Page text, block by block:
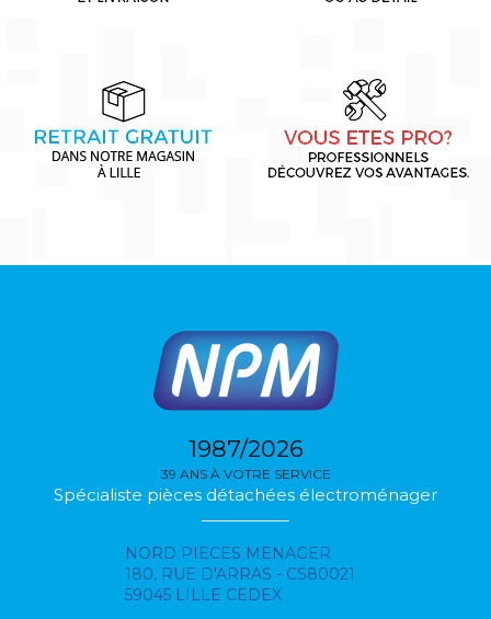
1987/2026
39 ANS À VOTRE SERVICE
Spécialiste pièces détachées électroménager
NORD PIECES MENAGER
180, RUE D'ARRAS - CS80021
59045 LILLE CEDEX